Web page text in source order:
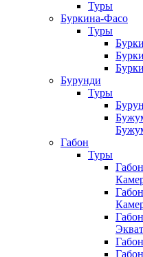
Туры
Буркина-Фасо
Туры
Бурунди
Туры
Габон
Туры
Габон